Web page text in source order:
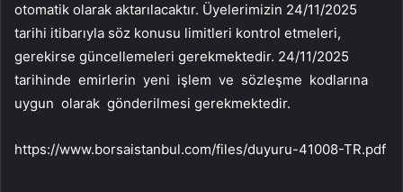
otomatik olarak aktarılacaktır. Üyelerimizin 24/11/2025
tarihi itibarıyla söz konusu limitleri kontrol etmeleri,
gerekirse güncellemeleri gerekmektedir. 24/11/2025
tarihinde emirlerin yeni işlem ve sözleşme kodlarına
uygun olarak gönderilmesi gerekmektedir.
https://www.borsaistanbul.com/files/duyuru-41008-TR.pdf